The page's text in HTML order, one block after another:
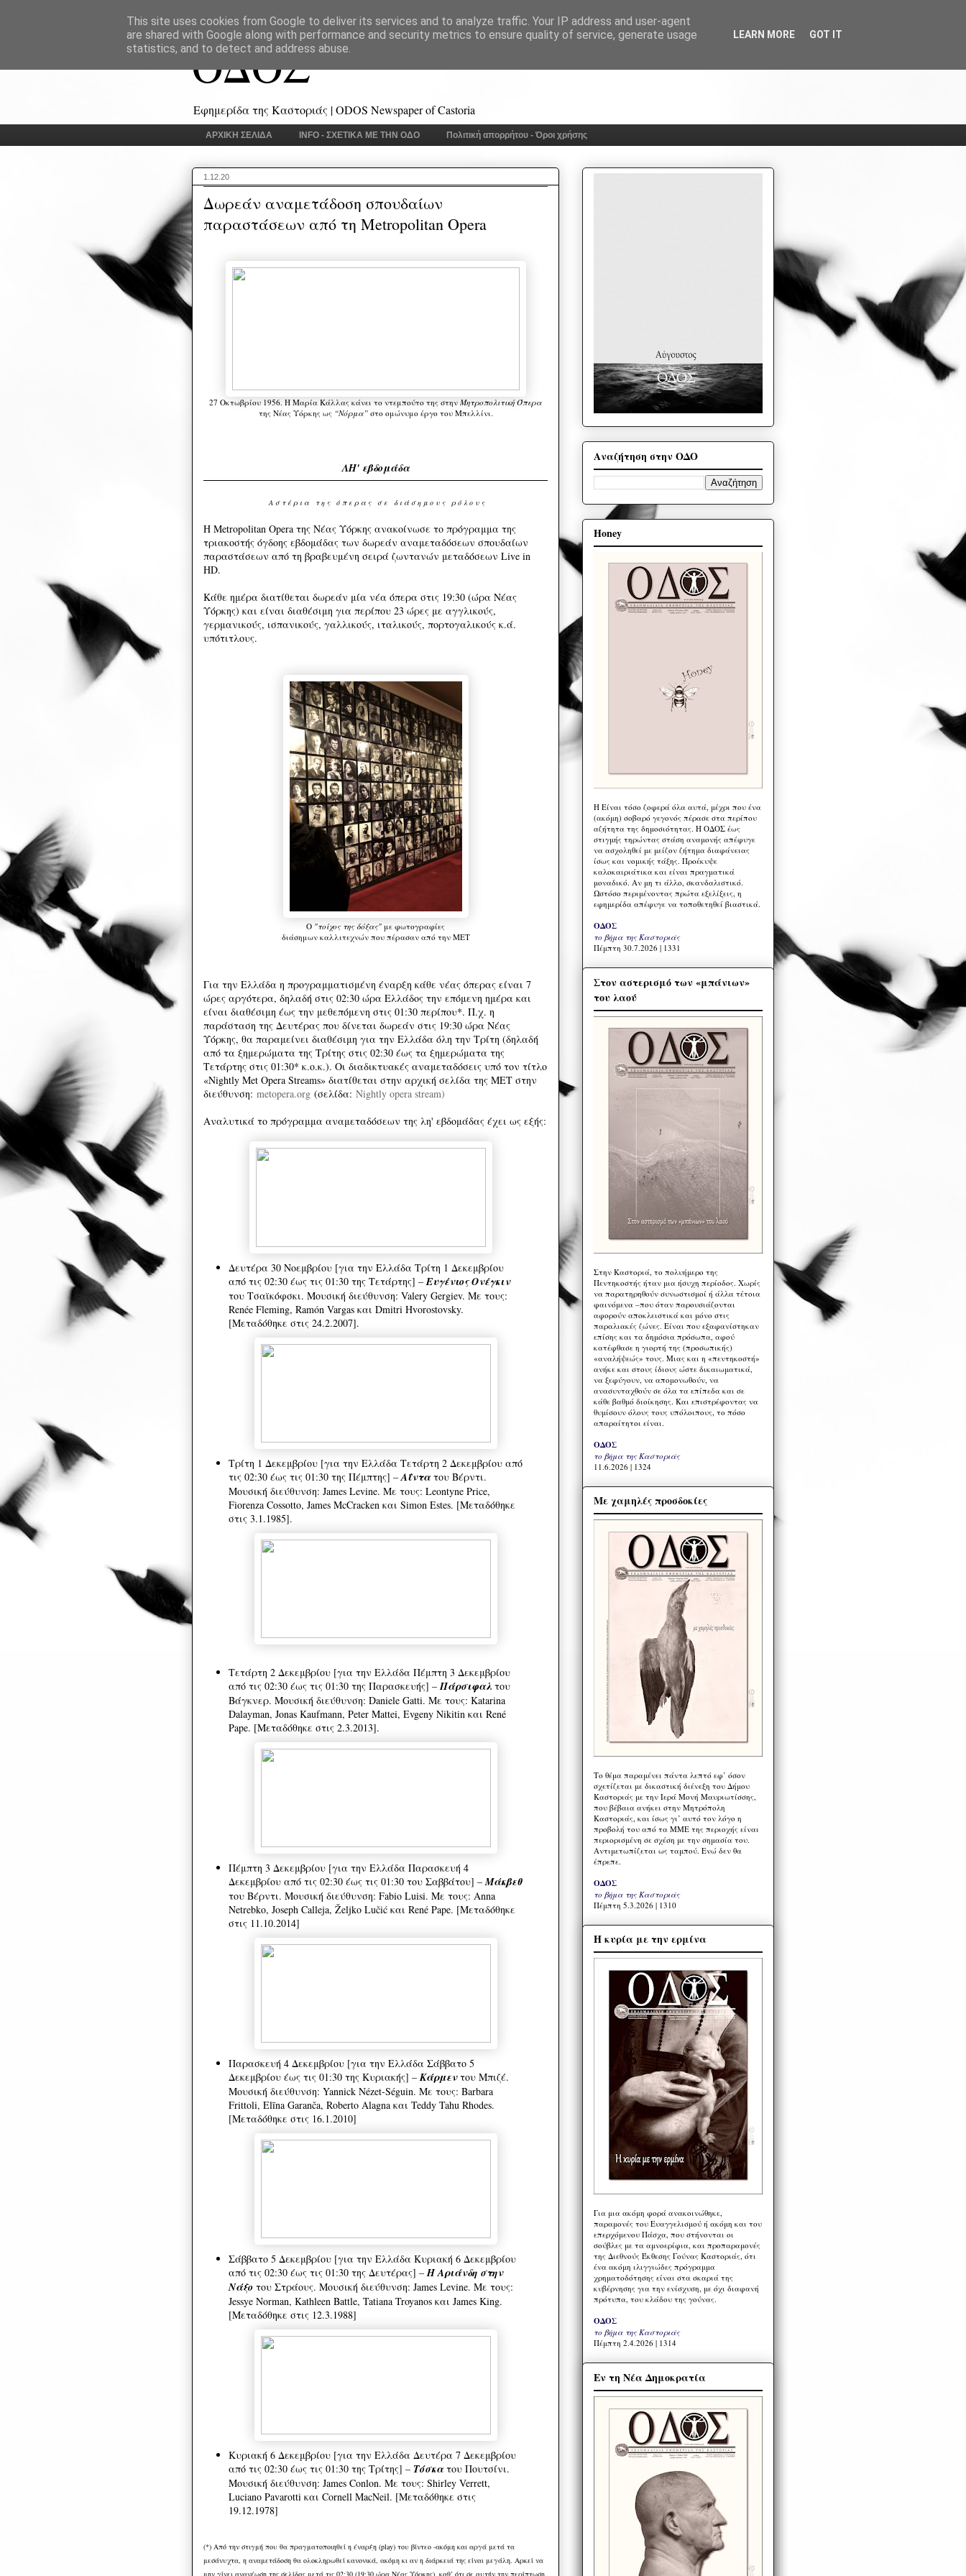
ΟΔΟΣ
Εφημερίδα της Καστοριάς | ODOS Newspaper of Castoria
ΑΡΧΙΚΗ ΣΕΛΙΔΑ INFO - ΣΧΕΤΙΚΑ ΜΕ ΤΗΝ ΟΔΟ Πολιτική απορρήτου - Όροι χρήσης
1.12.20
Δωρεάν αναμετάδοση σπουδαίων
παραστάσεων από τη Metropolitan Opera
27 Οκτωβρίου 1956. Η Μαρία Κάλλας κάνει το ντεμπούτο της στην Μητροπολιτική Όπερα
της Νέας Υόρκης ως “Νόρμα”στο ομώνυμο έργο του Μπελλίνι.
ΛΗ' εβδομάδα
Α σ τ έ ρ ι α τ η ς ό π ε ρ α ς σ ε δ ι ά σ η μ ο υ ς ρ ό λ ο υ ς
Η Metropolitan Opera της Νέας Υόρκης ανακοίνωσε το πρόγραμμα της
τριακοστής όγδοης εβδομάδας των δωρεάν αναμεταδόσεων σπουδαίων
παραστάσεων από τη βραβευμένη σειρά ζωντανών μεταδόσεων Live in
HD.
Κάθε ημέρα διατίθεται δωρεάν μία νέα όπερα στις 19:30 (ώρα Νέας
Υόρκης) και είναι διαθέσιμη για περίπου 23 ώρες με αγγλικούς,
γερμανικούς, ισπανικούς, γαλλικούς, ιταλικούς, πορτογαλικούς κ.ά.
υπότιτλους.
Ο "τοίχος της δόξας" με φωτογραφίες
διάσημων καλλιτεχνών που πέρασαν από την ΜΕΤ
Για την Ελλάδα η προγραμματισμένη έναρξη κάθε νέας όπερας είναι 7
ώρες αργότερα, δηλαδή στις 02:30 ώρα Ελλάδος την επόμενη ημέρα και
είναι διαθέσιμη έως την μεθεπόμενη στις 01:30 περίπου*. Π.χ. η
παράσταση της Δευτέρας που δίνεται δωρεάν στις 19:30 ώρα Νέας
Υόρκης, θα παραμείνει διαθέσιμη για την Ελλάδα όλη την Τρίτη (δηλαδή
από τα ξημερώματα της Τρίτης στις 02:30 έως τα ξημερώματα της
Τετάρτης στις 01:30* κ.ο.κ.). Οι διαδικτυακές αναμεταδόσεις υπό τον τίτλο
«Nightly Met Opera Streams» διατίθεται στην αρχική σελίδα της ΜΕΤ στην
διεύθυνση: metopera.org (σελίδα: Nightly opera stream)
Αναλυτικά το πρόγραμμα αναμεταδόσεων της λη' εβδομάδας έχει ως εξής:
Δευτέρα 30 Νοεμβρίου [για την Ελλάδα Τρίτη 1 Δεκεμβρίου
από τις 02:30 έως τις 01:30 της Τετάρτης] –Ευγένιος Ονέγκιν
του Τσαϊκόφσκι. Μουσική διεύθυνση: Valery Gergiev. Με τους:
Renée Fleming, Ramón Vargas και Dmitri Hvorostovsky.
[Μεταδόθηκε στις 24.2.2007].
Τρίτη 1 Δεκεμβρίου [για την Ελλάδα Τετάρτη 2 Δεκεμβρίου από
τις 02:30 έως τις 01:30 της Πέμπτης] –Αΐντα του Βέρντι.
Μουσική διεύθυνση: James Levine. Με τους: Leontyne Price,
Fiorenza Cossotto, James McCracken και Simon Estes. [Μεταδόθηκε
στις 3.1.1985].
Τετάρτη 2 Δεκεμβρίου [για την Ελλάδα Πέμπτη 3 Δεκεμβρίου
από τις 02:30 έως τις 01:30 της Παρασκευής] –Πάρσιφαλτου
Βάγκνερ. Μουσική διεύθυνση: Daniele Gatti. Με τους: Katarina
Dalayman, Jonas Kaufmann, Peter Mattei, Evgeny Nikitin και René
Pape. [Μεταδόθηκε στις 2.3.2013].
Πέμπτη 3 Δεκεμβρίου [για την Ελλάδα Παρασκευή 4
Δεκεμβρίου από τις 02:30 έως τις 01:30 του Σαββάτου] –Μάκβεθ
του Βέρντι. Μουσική διεύθυνση: Fabio Luisi. Με τους: Anna
Netrebko, Joseph Calleja, Željko Lučić και René Pape. [Μεταδόθηκε
στις 11.10.2014]
Παρασκευή 4 Δεκεμβρίου [για την Ελλάδα Σάββατο 5
Δεκεμβρίου έως τις 01:30 της Κυριακής] –Κάρμεντου Μπιζέ.
Μουσική διεύθυνση: Yannick Nézet-Séguin. Με τους: Barbara
Frittoli, Elīna Garanča, Roberto Alagna και Teddy Tahu Rhodes.
[Μεταδόθηκε στις 16.1.2010]
Σάββατο 5 Δεκεμβρίου [για την Ελλάδα Κυριακή 6 Δεκεμβρίου
από τις 02:30 έως τις 01:30 της Δευτέρας] –Η Αριάνδη στην
Νάξο του Στράους. Μουσική διεύθυνση: James Levine. Με τους:
Jessye Norman, Kathleen Battle, Tatiana Troyanos και James King.
[Μεταδόθηκε στις 12.3.1988]
Κυριακή 6 Δεκεμβρίου [για την Ελλάδα Δευτέρα 7 Δεκεμβρίου
από τις 02:30 έως τις 01:30 της Τρίτης] – Τόσκα του Πουτσίνι.
Μουσική διεύθυνση: James Conlon. Με τους: Shirley Verrett,
Luciano Pavarotti και Cornell MacNeil. [Μεταδόθηκε στις
19.12.1978]
(*) Από την στιγμή που θα πραγματοποιηθεί η έναρξη (play) του βίντεο -ακόμη και αργά μετά τα
μεσάνυχτα, η αναμετάδοση θα ολοκληρωθεί κανονικά, ακόμη κι αν η διάρκειά της είναι μεγάλη. Αρκεί να
μην γίνει ανανέωση της σελίδας μετά τις 02:30 (19:30 ώρα Νέας Υόρκης), καθ’ ότι σε αυτήν την περίπτωση
Αναζήτηση στην ΟΔΟ
Honey
Η Eίναι τόσο ζοφερά όλα αυτά, μέχρι που ένα
(ακόμη) σοβαρό γεγονός πέρασε στα περίπου
αζήτητα της δημοσιότητας. Η ΟΔΟΣ έως
στιγμής τηρώντας στάση αναμονής απέφυγε
να ασχοληθεί με μείζον ζήτημα διαφάνειας
ίσως και νομικής τάξης. Προέκυψε
καλοκαιριάτικα και είναι πραγματικά
μοναδικό. Αν μη τι άλλο, σκανδαλιστικό.
Ωστόσο περιμένοντας πρώτα εξελίξεις, η
εφημερίδα απέφυγε να τοποθετηθεί βιαστικά.
ΟΔΟΣ
το βήμα της Καστοριάς
Πέμπτη 30.7.2026 | 1331
Στον αστερισμό των «μπάνιων»
του λαού
Στην Καστοριά, το πολυήμερο της
Πεντηκοστής ήταν μια ήσυχη περίοδος. Χωρίς
να παρατηρηθούν συνωστισμοί ή άλλα τέτοια
φαινόμενα –που όταν παρουσιάζονται
αφορούν αποκλειστικά και μόνο στις
παραλιακές ζώνες. Είναι που εξαφανίστηκαν
επίσης και τα δημόσια πρόσωπα, αφού
κατέφθασε η γιορτή της (προσωπικής)
«αναλήψεώς» τους. Μιας και η «πεντηκοστή»
ανήκε και στους ίδιους ώστε δικαιωματικά,
να ξεφύγουν, να απομονωθούν, να
ανασυνταχθούν σε όλα τα επίπεδα και σε
κάθε βαθμό διοίκησης. Και επιστρέφοντας να
θυμίσουν όλους τους υπόλοιπους, το πόσο
απαραίτητοι είναι.
ΟΔΟΣ
το βήμα της Καστοριάς
11.6.2026 | 1324
Με χαμηλές προσδοκίες
Το θέμα παραμένει πάντα λεπτό εφ’ όσον
σχετίζεται με δικαστική διένεξη του Δήμου
Καστοριάς με την Ιερά Μονή Μαυριωτίσσης,
που βέβαια ανήκει στην Μητρόπολη
Καστοριάς, και ίσως γι’ αυτό τον λόγο η
προβολή του από τα ΜΜΕ της περιοχής είναι
περιορισμένη σε σχέση με την σημασία του.
Αντιμετωπίζεται ως ταμπού. Ενώ δεν θα
έπρεπε.
ΟΔΟΣ
το βήμα της Καστοριάς
Πέμπτη 5.3.2026 | 1310
Η κυρία με την ερμίνα
Για μια ακόμη φορά ανακοινώθηκε,
παραμονές του Ευαγγελισμού ή ακόμη και του
επερχόμενου Πάσχα, που στήνονται οι
σούβλες με τα αμνοερίφια, και προπαραμονές
της Διεθνούς Έκθεσης Γούνας Καστοριάς, ότι
ένα ακόμη ιλιγγιώδες πρόγραμμα
χρηματοδότησης είναι στα σκαριά της
κυβέρνησης για την ενίσχυση, με όχι διαφανή
πρότυπα, του κλάδου της γούνας.
ΟΔΟΣ
το βήμα της Καστοριάς
Πέμπτη 2.4.2026 | 1314
Εν τη Νέα Δημοκρατία
This site uses cookies from Google to deliver its services and to analyze traffic. Your IP address and user-agent
are shared with Google along with performance and security metrics to ensure quality of service, generate usage
statistics, and to detect and address abuse.
LEARN MORE GOT IT